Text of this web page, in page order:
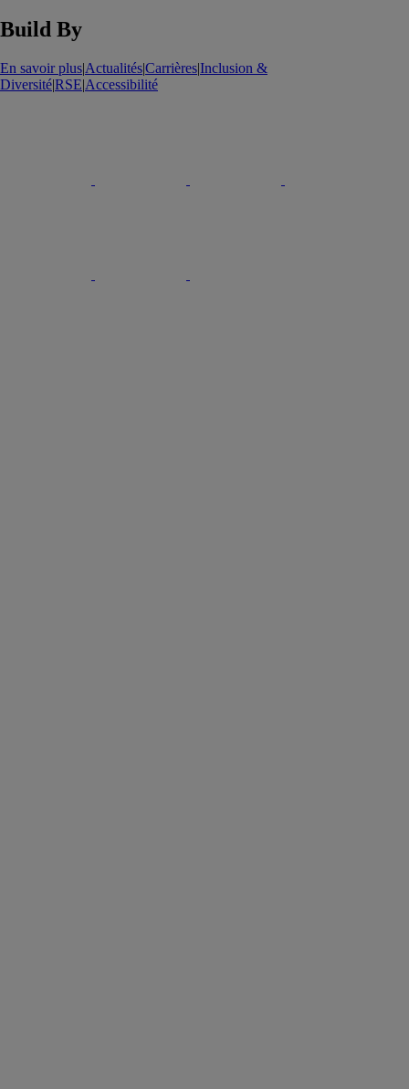
Build By
En savoir plus|Actualités|Carrières|Inclusion &
Diversité|RSE|Accessibilité